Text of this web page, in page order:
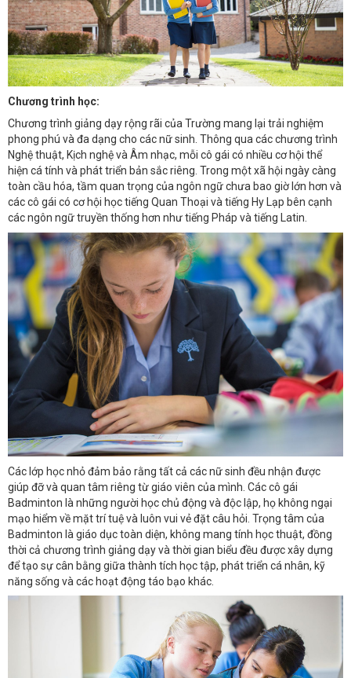
Chương trình học:
Chương trình giảng dạy rộng rãi của Trường mang lại trải nghiệm
phong phú và đa dạng cho các nữ sinh. Thông qua các chương trình
Nghệ thuật, Kịch nghệ và Âm nhạc, mỗi cô gái có nhiều cơ hội thể
hiện cá tính và phát triển bản sắc riêng. Trong một xã hội ngày càng
toàn cầu hóa, tầm quan trọng của ngôn ngữ chưa bao giờ lớn hơn và
các cô gái có cơ hội học tiếng Quan Thoại và tiếng Hy Lạp bên cạnh
các ngôn ngữ truyền thống hơn như tiếng Pháp và tiếng Latin.
Các lớp học nhỏ đảm bảo rằng tất cả các nữ sinh đều nhận được
giúp đỡ và quan tâm riêng từ giáo viên của mình. Các cô gái
Badminton là những người học chủ động và độc lập, họ không ngại
mạo hiểm về mặt trí tuệ và luôn vui vẻ đặt câu hỏi. Trọng tâm của
Badminton là giáo dục toàn diện, không mang tính học thuật, đồng
thời cả chương trình giảng dạy và thời gian biểu đều được xây dựng
để tạo sự cân bằng giữa thành tích học tập, phát triển cá nhân, kỹ
năng sống và các hoạt động táo bạo khác.